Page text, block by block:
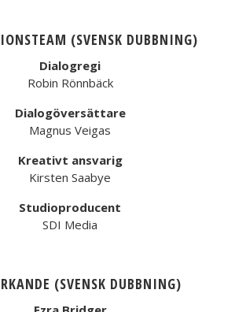
(SVENSK DUBBNING)
Dialogregi
Robin Rönnbäck
Dialogöversättare
Magnus Veigas
Kreativt ansvarig
Kirsten Saabye
Studioproducent
SDI Media
(SVENSK DUBBNING)